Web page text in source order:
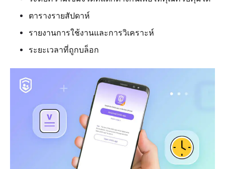
ตารางรายสัปดาห์
รายงานการใช้งานและการวิเคราะห์
ระยะเวลาที่ถูกบล็อก